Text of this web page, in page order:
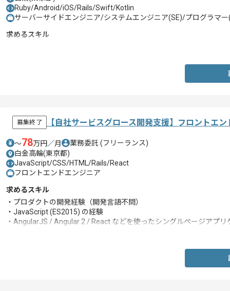
Ruby/Android/iOS/Rails/Swift/Kotlin
サーバーサイドエンジニア/システムエンジニア(SE)/プログラマー
求めるスキル
募集終了 【自社サービスグロース開発支援】フロントエ
〜78万円／月 業務委託 (フリーランス)
白金高輪(東京都)
JavaScript/CSS/HTML/Rails/React
フロントエンドエンジニア
求めるスキル
・プロダクトの開発経験（開発言語不問）
・JavaScript (ES2015) の経験
・AngularJS / Angular 2 / React などを使ったシングルページアプ